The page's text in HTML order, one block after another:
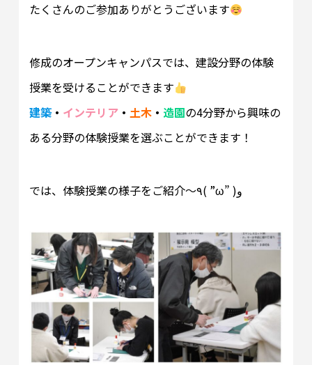
たくさんのご参加ありがとうございます
修成のオープンキャンパスでは、建設分野の体験
授業を受けることができます
建築・ インテリア・ 土木・ 造園の4分野から興味の
ある分野の体験授業を選ぶことができます！
では、体験授業の様子をご紹介～٩( ”ω” )و